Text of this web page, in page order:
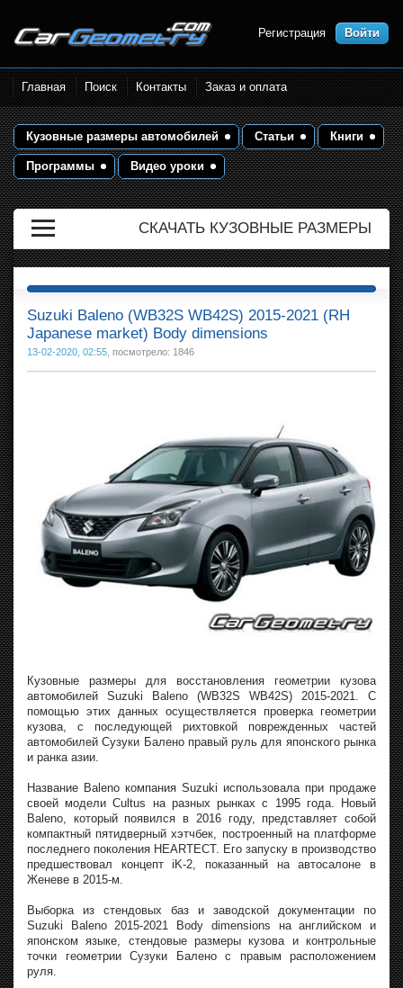
Размеры кузова автомобилей.
Контрольные точки и кузовные
размеры. Геометрия кузова
Регистрация Войти
Главная Поиск Контакты Заказ и оплата
Кузовные размеры автомобилей Статьи Книги
Программы Видео уроки
СКАЧАТЬ КУЗОВНЫЕ РАЗМЕРЫ
Suzuki Baleno (WB32S WB42S) 2015-2021 (RH
Japanese market) Body dimensions
13-02-2020, 02:55 , посмотрело: 1846
Кузовные размеры для восстановления геометрии кузова
автомобилей Suzuki Baleno (WB32S WB42S) 2015-2021. С
помощью этих данных осуществляется проверка геометрии
кузова, с последующей рихтовкой поврежденных частей
автомобилей Сузуки Балено правый руль для японского рынка
и ранка азии.
Название Baleno компания Suzuki использовала при продаже
своей модели Cultus на разных рынках с 1995 года. Новый
Baleno, который появился в 2016 году, представляет собой
компактный пятидверный хэтчбек, построенный на платформе
последнего поколения HEARTECT. Его запуску в производство
предшествовал концепт iK-2, показанный на автосалоне в
Женеве в 2015-м.
Выборка из стендовых баз и заводской документации по
Suzuki Baleno 2015-2021 Body dimensions на английском и
японском языке, стендовые размеры кузова и контрольные
точки геометрии Сузуки Балено с правым расположением
руля.